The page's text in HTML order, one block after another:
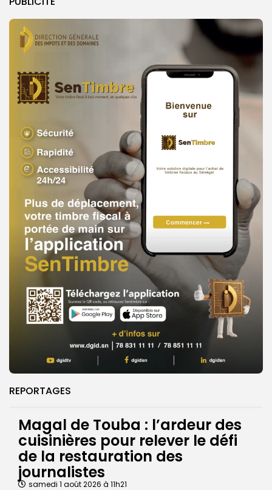
REPORTAGES
Magal de Touba : l’ardeur des
cuisinières pour relever le défi
de la restauration des
journalistes
samedi 1 août 2026 à 11h21